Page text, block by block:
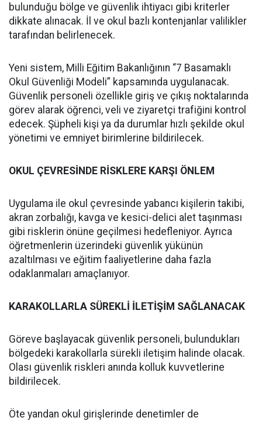
bulunduğu bölge ve güvenlik ihtiyacı gibi kriterler
dikkate alınacak. İl ve okul bazlı kontenjanlar valilikler
tarafından belirlenecek.
Yeni sistem, Milli Eğitim Bakanlığının “7 Basamaklı
Okul Güvenliği Modeli” kapsamında uygulanacak.
Güvenlik personeli özellikle giriş ve çıkış noktalarında
görev alarak öğrenci, veli ve ziyaretçi trafiğini kontrol
edecek. Şüpheli kişi ya da durumlar hızlı şekilde okul
yönetimi ve emniyet birimlerine bildirilecek.
OKUL ÇEVRESİNDE RİSKLERE KARŞI ÖNLEM
Uygulama ile okul çevresinde yabancı kişilerin takibi,
akran zorbalığı, kavga ve kesici-delici alet taşınması
gibi risklerin önüne geçilmesi hedefleniyor. Ayrıca
öğretmenlerin üzerindeki güvenlik yükünün
azaltılması ve eğitim faaliyetlerine daha fazla
odaklanmaları amaçlanıyor.
KARAKOLLARLA SÜREKLİ İLETİŞİM SAĞLANACAK
Göreve başlayacak güvenlik personeli, bulundukları
bölgedeki karakollarla sürekli iletişim halinde olacak.
Olası güvenlik riskleri anında kolluk kuvvetlerine
bildirilecek.
Öte yandan okul girişlerinde denetimler de